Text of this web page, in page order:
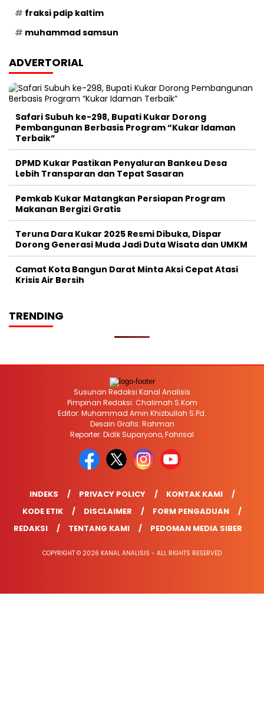
fraksi pdip kaltim
muhammad samsun
ADVERTORIAL
Safari Subuh ke-298, Bupati Kukar Dorong
Pembangunan Berbasis Program “Kukar Idaman
Terbaik”
DPMD Kukar Pastikan Penyaluran Bankeu Desa
Lebih Transparan dan Tepat Sasaran
Pemkab Kukar Matangkan Persiapan Program
Makanan Bergizi Gratis
Teruna Dara Kukar 2025 Resmi Dibuka, Dispar
Dorong Generasi Muda Jadi Duta Wisata dan UMKM
Camat Kota Bangun Darat Minta Aksi Cepat Atasi
Krisis Air Bersih
TRENDING
Susunan Redaksi Kanal Analisis
Pimpinan Redaksi: Chalimah S.Kom
Editor: Muhammad Amin Khizbullah S.Pd.
Desain Grafis: Rahman
Reporter: Didik Suparyono, Fahrisal
INDEKS PRIVACY POLICY
KONTAK KAMI
KODE ETIK
DISCLAIMER
FORM PENGADUAN
REDAKSI
TENTANG KAMI PEDOMAN MEDIA SIBER
COPYRIGHT © 2026 KANAL ANALISIS - ALL RIGHTS RESERVED